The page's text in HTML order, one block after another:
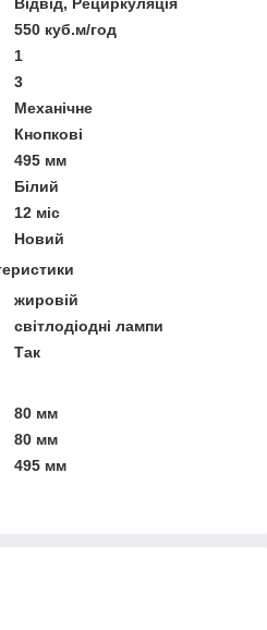
550 куб.м/год
1
3
Механічне
Кнопкові
495 мм
Білий
12 міс
Новий
жировій
світлодіодні лампи
Так
80 мм
80 мм
495 мм